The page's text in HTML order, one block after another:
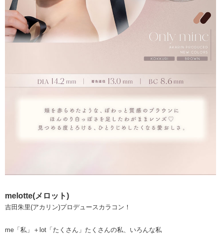
melotte(メロット)
吉田朱里(アカリン)プロデュースカラコン！
me「私」＋lot「たくさん」たくさんの私、いろんな私